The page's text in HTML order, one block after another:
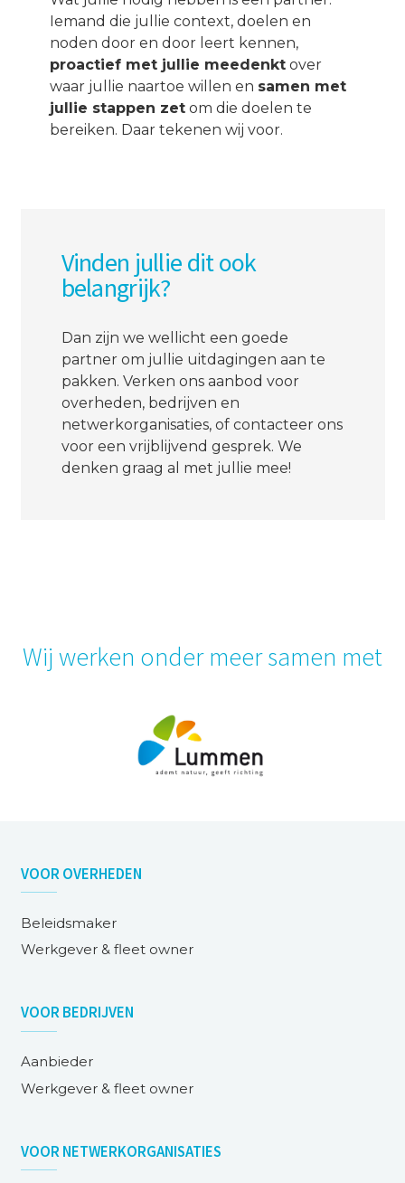
Iemand die jullie context, doelen en
noden door en door leert kennen,
proactief met jullie meedenktover
waar jullie naartoe willen en samen met
jullie stappen zetom die doelen te
bereiken. Daar tekenen wij voor.
Vinden jullie dit ook
belangrijk?
Dan zijn we wellicht een goede
partner om jullie uitdagingen aan te
pakken. Verken ons aanbod voor
overheden, bedrijven en
netwerkorganisaties, of contacteer ons
voor een vrijblijvend gesprek. We
denken graag al met jullie mee!
Wij werken onder meer samen met
VOOROVERHEDEN
Beleidsmaker
Werkgever & fleet owner
VOORBEDRIJVEN
Aanbieder
Werkgever & fleet owner
VOORNETWERKORGANISATIES